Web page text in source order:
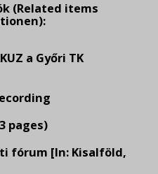
(Related items
a Győri TK
pages)
fórum [In: Kisalföld,